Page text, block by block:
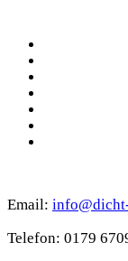
Email:
Tele­fon: 0179